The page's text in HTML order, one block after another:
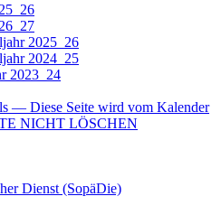
2025_26
2024_25
2023_24
— Diese Seite wird vom Kalender
NICHT LÖSCHEN
Dienst (SopäDie)